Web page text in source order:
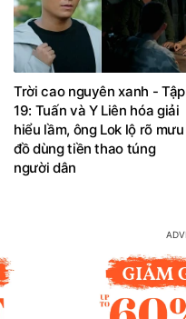
Trời cao nguyên xanh - Tập
19: Tuấn và Y Liên hóa giải
hiểu lầm, ông Lok lộ rõ mưu
đồ dùng tiền thao túng
người dân